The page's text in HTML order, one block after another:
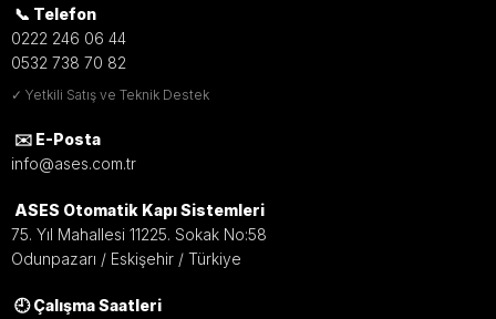
📞 Telefon
0222 246 06 44
0532 738 70 82
✓ Yetkili Satış ve Teknik Destek
✉️ E-Posta
info@ases.com.tr
ASES Otomatik Kapı Sistemleri
75. Yıl Mahallesi 11225. Sokak No:58
Odunpazarı / Eskişehir / Türkiye
🕘 Çalışma Saatleri